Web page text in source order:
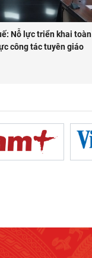
Nỗ lực triển khai toàn
công tác tuyên giáo